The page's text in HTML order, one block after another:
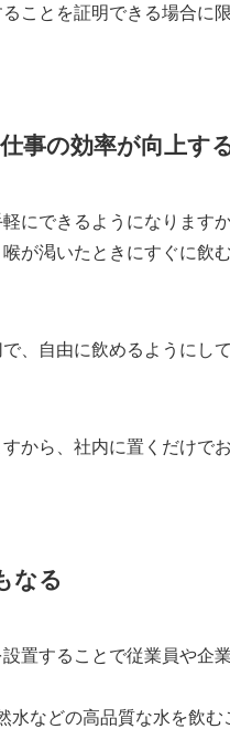
ことを証明できる場合に
事の効率が向上す
にできるようになります
が渇いたときにすぐに飲
、自由に飲めるようにし
から、社内に置くだけで
なる
置することで従業員や企
水などの高品質な水を飲む